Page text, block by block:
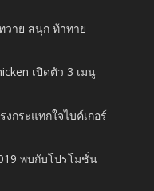
วาย สนุก ท้าทาย
เปิดตัว 3 เมนู
กระแทกใจไบค์เกอร์
พบกับโปรโมชั่น